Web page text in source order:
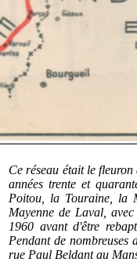
Ce réseau était le fleuron
années trente et
Poitou, la Touraine, la
Mayenne de Laval,
1960 avant d'être
Pendant de nombreuses
rue Paul Beldant au